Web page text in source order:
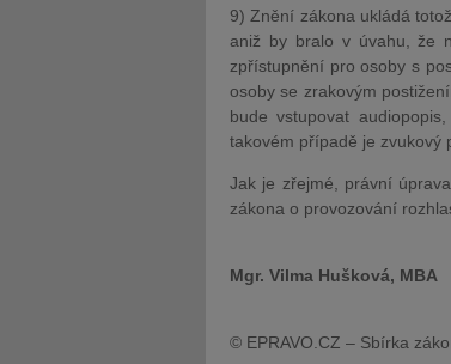
9) Znění zákona ukládá
aniž by bralo v úvahu, že
zpřístupnění pro osoby s
osoby se zrakovým
bude vstupovat
takovém případě je zvukový
Jak je zřejmé, právní
zákona o provozování
Mgr. Vilma Hušková, MBA
© EPRAVO.CZ – Sbírka